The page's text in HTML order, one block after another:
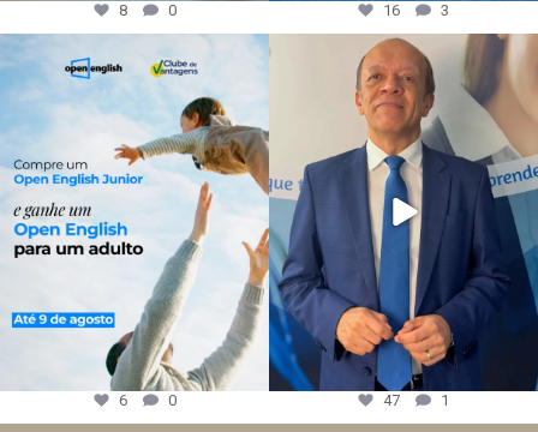
8 0 16 3
6 0 47 1